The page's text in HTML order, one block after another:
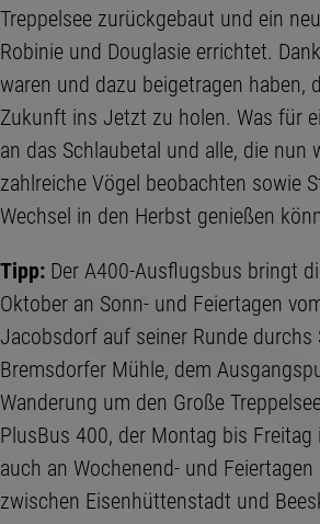
Treppelsee zurückgebaut und ein
Robinie und Douglasie errichtet.
waren und dazu beigetragen haben,
Zukunft ins Jetzt zu holen. Was für
an das Schlaubetal und alle, die nun
zahlreiche Vögel beobachten sowie
Wechsel in den Herbst genießen
Tipp: Der A400-Ausflugsbus bringt
Oktober an Sonn- und Feiertagen
Jacobsdorf auf seiner Runde
Bremsdorfer Mühle, dem
Wanderung um den Große
PlusBus 400, der Montag bis
auch an Wochenend- und
zwischen Eisenhüttenstadt und